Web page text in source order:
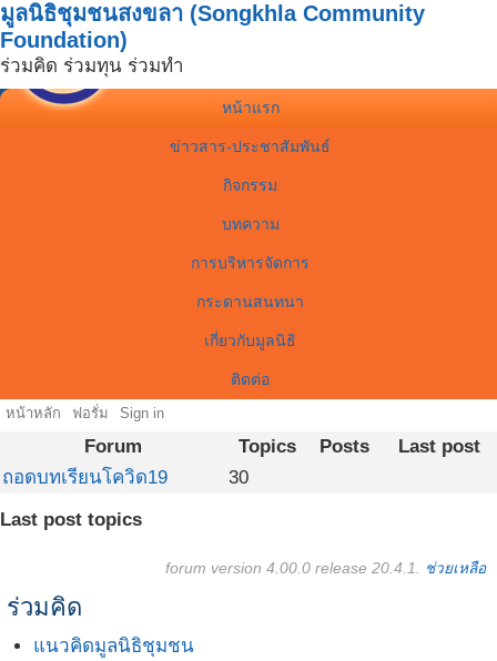
มูลนิธิชุมชนสงขลา (Songkhla Community
Foundation)
ร่วมคิด ร่วมทุน ร่วมทำ
หน้าแรก
ข่าวสาร-ประชาสัมพันธ์
กิจกรรม
บทความ
การบริหารจัดการ
กระดานสนทนา
เกี่ยวกับมูลนิธิ
ติดต่อ
หน้าหลัก ฟอรั่ม Sign in
Forum Topics Posts
Last post
ถอดบทเรียนโควิด19
30
Last post topics
forum version 4.00.0 release 20.4.1. ช่วยเหลือ
ร่วมคิด
แนวคิดมูลนิธิชุมชน